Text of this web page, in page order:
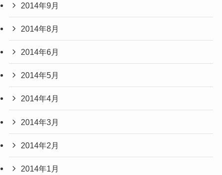
2014年9月
2014年8月
2014年6月
2014年5月
2014年4月
2014年3月
2014年2月
2014年1月